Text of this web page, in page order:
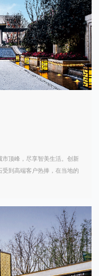
顶峰，尽享智美生活。创新
到高端客户热捧，在当地的